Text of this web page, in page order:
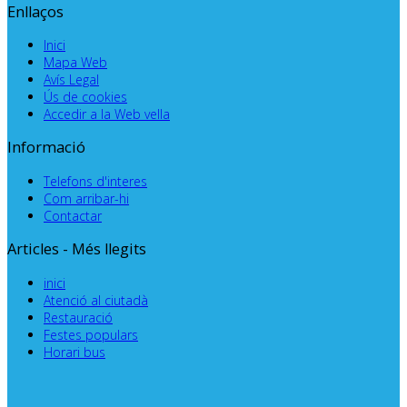
Enllaços
Inici
Mapa Web
Avís Legal
Ús de cookies
Accedir a la Web vella
Informació
Telefons d'interes
Com arribar-hi
Contactar
Articles - Més llegits
inici
Atenció al ciutadà
Restauració
Festes populars
Horari bus